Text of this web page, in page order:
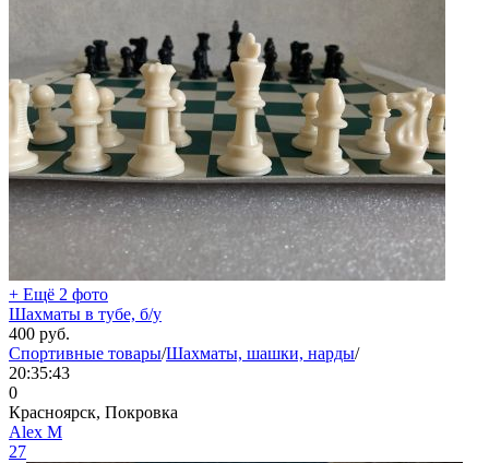
+ Ещё 2 фото
Шахматы в тубе, б/у
400 руб.
Спортивные товары/Шахматы, шашки, нарды/
20:35:43
0
Красноярск, Покровка
Aleх М
27